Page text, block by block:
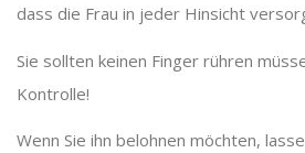
dass die Frau in jeder Hinsicht
Sie sollten keinen Finger rühren
Kontrolle!
Wenn Sie ihn belohnen möchten,